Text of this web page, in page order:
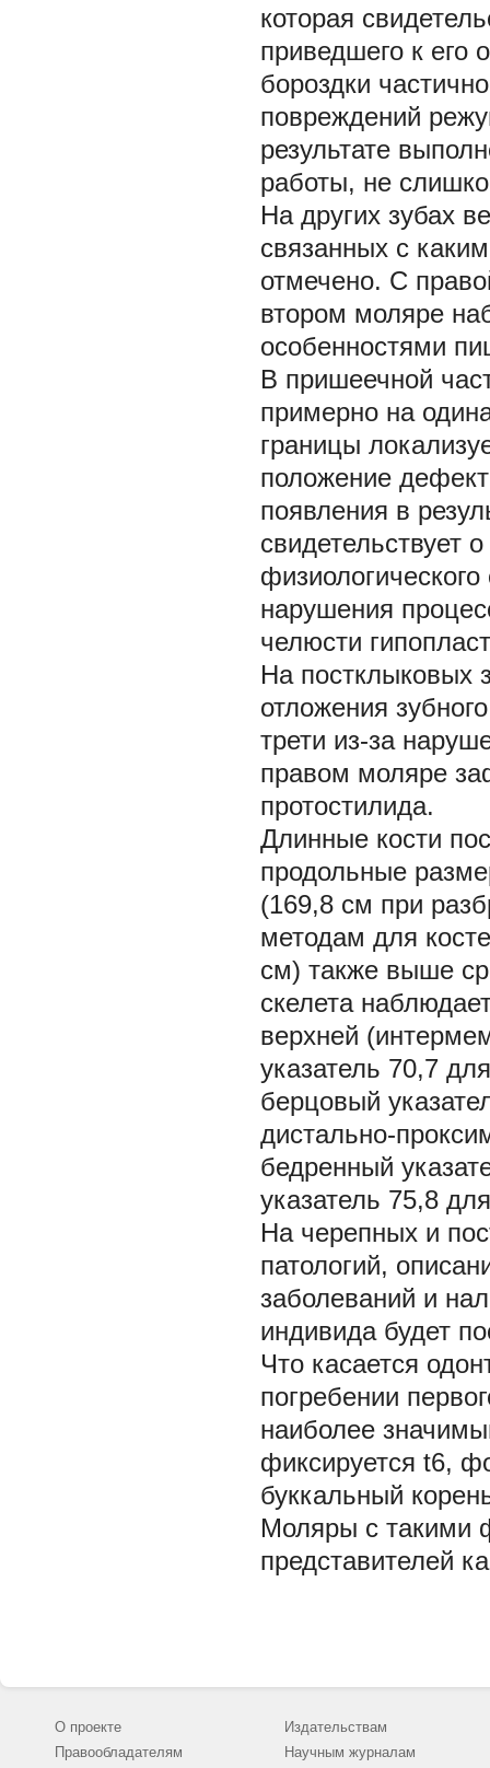
которая
приведшего к его
бороздки
повреждений
результате
работы, не
На других зубах
связанных с
отмечено. С
втором моляре
особенностями
В пришеечной
примерно на
границы
положение
появления в
свидетельствует
нарушения
челюсти
На постклыковых
отложения
трети из-за
правом моляре
протостилида.
Длинные кости
продольные
(169,8 см при
методам для
см) также выше
скелета
верхней
указатель 70,7
берцовый
дистально-
бедренный
указатель 75,8
На черепных и
патологий,
заболеваний и
индивида будет
Что касается
погребении
наиболее
фиксируется t6,
буккальный
Моляры с такими
представителей
О проекте
Правообладателям
Издательствам
Научным журналам